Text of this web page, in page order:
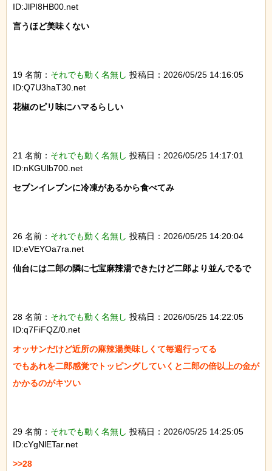
ID:JlPI8HB00.net
言うほど美味くない
19 名前： それでも動く名無し 投稿日：2026/05/25 14:16:05
ID:Q7U3haT30.net
花椒のピリ味にハマるらしい
21 名前： それでも動く名無し 投稿日：2026/05/25 14:17:01
ID:nKGUlb700.net
セブンイレブンに冷凍があるから食べてみ
26 名前： それでも動く名無し 投稿日：2026/05/25 14:20:04
ID:eVEYOa7ra.net
仙台には二郎の隣に七宝麻辣湯できたけど二郎より並んでるで
28 名前： それでも動く名無し 投稿日：2026/05/25 14:22:05
ID:q7FiFQZ/0.net
オッサンだけど近所の麻辣湯美味しくて毎週行ってる
でもあれを二郎感覚でトッピングしていくと二郎の倍以上の金が
かかるのがキツい
29 名前： それでも動く名無し 投稿日：2026/05/25 14:25:05
ID:cYgNlETar.net
>>28